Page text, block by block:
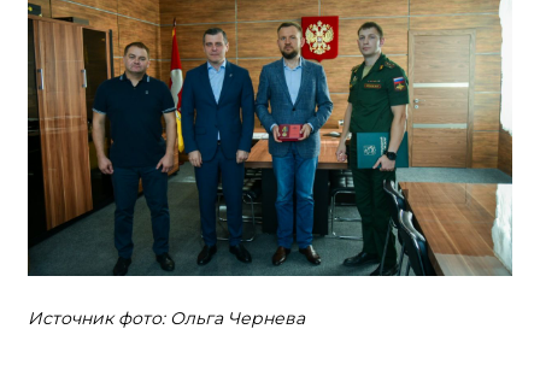
Источник фото: Ольга Чернева